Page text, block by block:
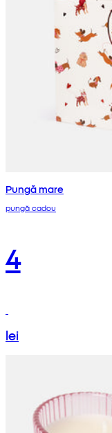
Pungă mare
pungă cadou
4
lei